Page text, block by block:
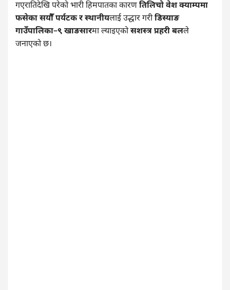
गएरातिदेखि परेको भारी हिमपातका कारणतिलिचो वेश क्याम्पमा
फसेका सयौँ पर्यटक र स्थानीयलाई उद्धार गरीडिस्याङ
गाउँपालिका–९ खाङसारमा ल्याइएकोसशस्त्र प्रहरी बलले
जनाएको छ।